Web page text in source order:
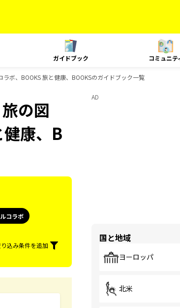
ガイドブック コミュニテ
ボ、BOOKS 旅と健康、BOOKSのガイドブック一覧
の図
康、B
コラボ
込み条件を追加
AD
国と地域
ヨーロッパ
北米